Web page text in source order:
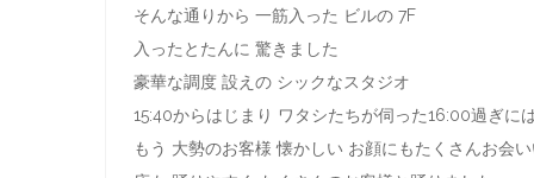
そんな通りから 一筋入った ビルの 7F
入ったとたんに 驚きました
豪華な調度 設えの シックなスタジオ
15:40からはじまり ワタシたちが伺った16:00過ぎに
もう 大勢のお客様 懐かしい お顔にもたくさんお会